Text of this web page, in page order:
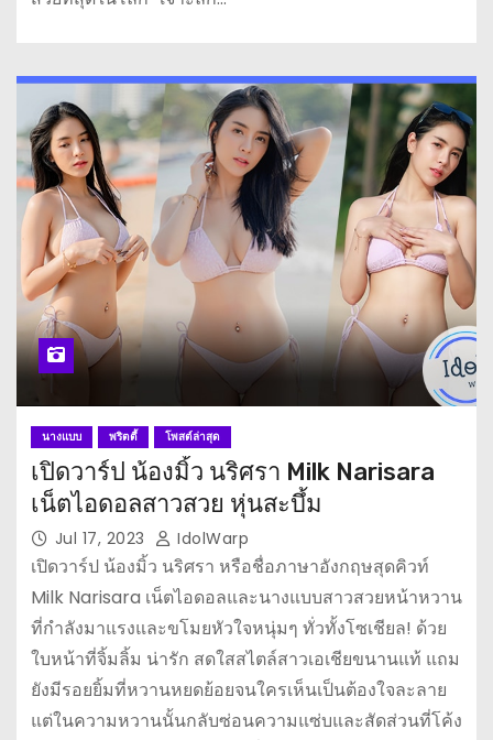
นางแบบ พริตตี้ โพสต์ล่าสุด
เปิดวาร์ป น้องมิ้ว นริศรา Milk Narisara
เน็ตไอดอลสาวสวย หุ่นสะบึ้ม
Jul 17, 2023 IdolWarp
เปิดวาร์ป น้องมิ้ว นริศรา หรือชื่อภาษาอังกฤษสุดคิวท์
Milk Narisara เน็ตไอดอลและนางแบบสาวสวยหน้าหวาน
ที่กำลังมาแรงและขโมยหัวใจหนุ่มๆ ทั่วทั้งโซเชียล! ด้วย
ใบหน้าที่จิ้มลิ้ม น่ารัก สดใสสไตล์สาวเอเชียขนานแท้ แถม
ยังมีรอยยิ้มที่หวานหยดย้อยจนใครเห็นเป็นต้องใจละลาย
แต่ในความหวานนั้นกลับซ่อนความแซ่บและสัดส่วนที่โค้ง